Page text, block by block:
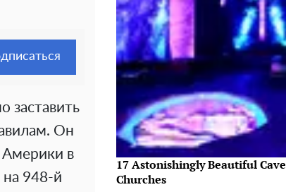
заставить
Он
Америки в
на 948-й
17 Astonishingly Beautiful Cave
Churches